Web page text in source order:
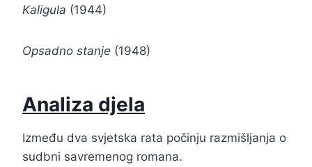
Kaligula (1944)
Opsadno stanje (1948)
Analiza djela
Između dva svjetska rata počinju razmišljanja o
sudbni savremenog romana.